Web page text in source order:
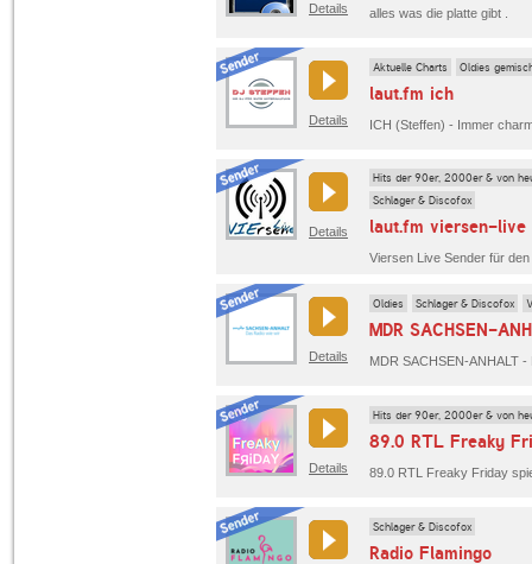
Details alles was die platte gibt .
Details
Aktuelle Charts Oldies
laut.fm ich
ICH (Steffen) - Immer
Details
Hits der 90er, 2000er & von
Schlager & Discofox
laut.fm viersen-live
Details
Oldies Schlager & Discofox
MDR SACHSEN-
Details
Hits der 90er, 2000er & von
89.0 RTL Freaky
89.0 RTL Freaky Friday
Schlager & Discofox
Radio Flamingo